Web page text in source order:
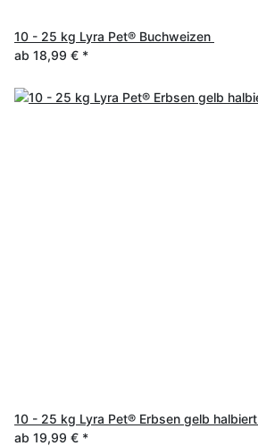
10 - 25 kg Lyra Pet® Buchweizen
ab 18,99 € *
10 - 25 kg Lyra Pet® Erbsen gelb halbiert
ab 19,99 € *